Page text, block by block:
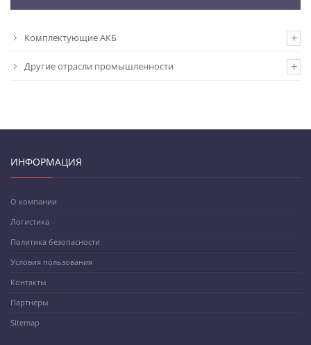
Комплектующие АКБ
Другие отрасли промышленности
ИНФОРМАЦИЯ
О компании
Логистика
Политика безопасности
Условия пользования
Контакты
Партнеры
Sitemap